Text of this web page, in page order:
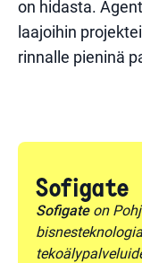
on hidasta.
laajoihin
rinnalle pieninä
Sofigate
Sofigate on